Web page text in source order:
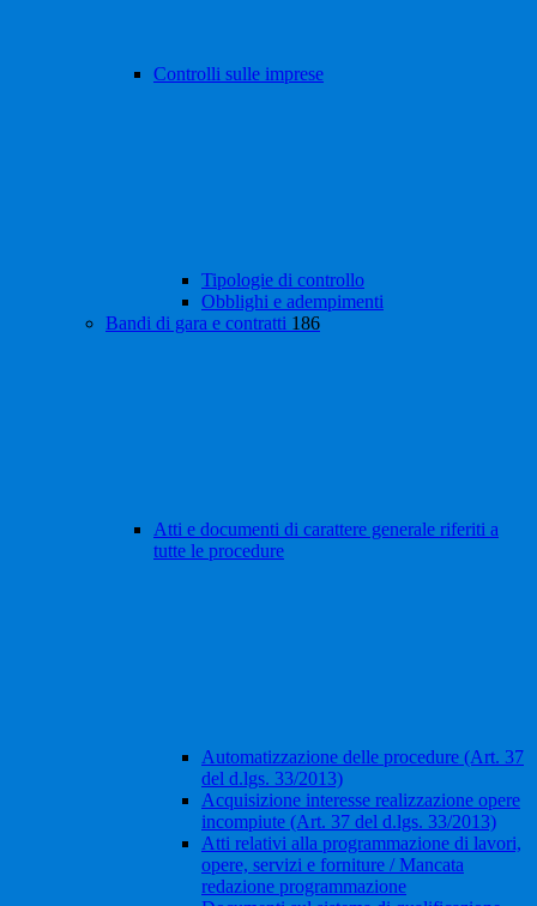
Controlli sulle imprese
Tipologie di controllo
Obblighi e adempimenti
Bandi di gara e contratti 186
Atti e documenti di carattere generale riferiti a
tutte le procedure
Automatizzazione delle procedure (Art. 37
del d.lgs. 33/2013)
Acquisizione interesse realizzazione opere
incompiute (Art. 37 del d.lgs. 33/2013)
Atti relativi alla programmazione di lavori,
opere, servizi e forniture / Mancata
redazione programmazione